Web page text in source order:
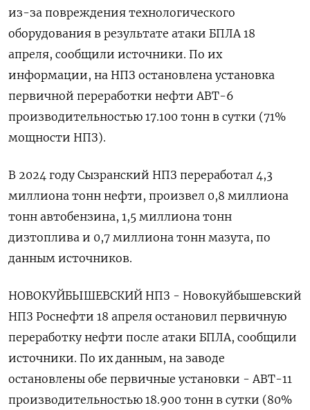
из-за повреждения технологического
оборудования в результате атаки БПЛА 18
апреля, сообщили источники. По их
информации, на НПЗ остановлена установка
первичной переработки нефти АВТ-6
производительностью 17.100 тонн в сутки (71%
мощности НПЗ).
В 2024 году Сызранский НПЗ переработал 4,3
миллиона тонн нефти, произвел 0,8 миллиона
тонн автобензина, 1,5 миллиона тонн
дизтоплива и 0,7 миллиона тонн мазута, по
данным источников.
НОВОКУЙБЫШЕВСКИЙ НПЗ - Новокуйбышевский
НПЗ Роснефти 18 апреля остановил первичную
переработку нефти после атаки БПЛА, сообщили
источники. По их данным, на заводе
остановлены обе первичные установки - АВТ-11
производительностью 18.900 тонн в сутки (80%